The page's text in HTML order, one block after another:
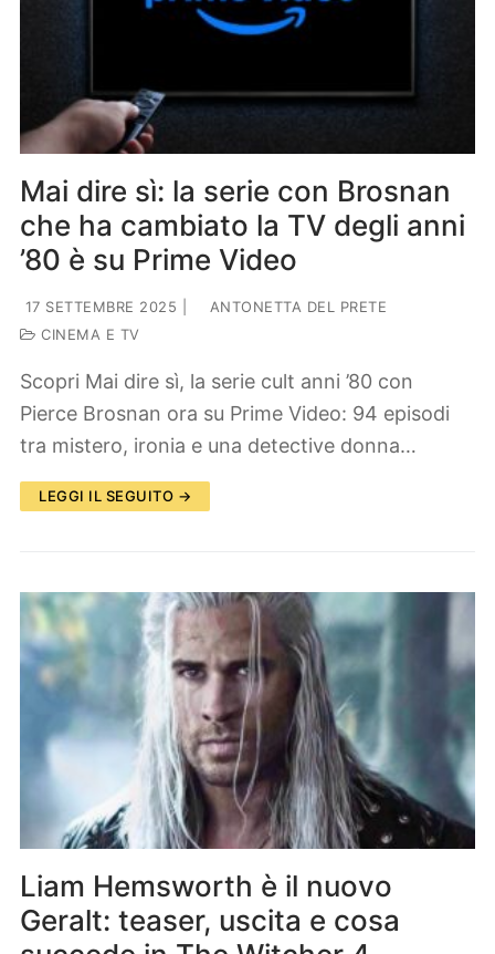
Mai dire sì: la serie con Brosnan
che ha cambiato la TV degli anni
’80 è su Prime Video
17 SETTEMBRE 2025
ANTONETTA DEL PRETE
CINEMA E TV
Scopri Mai dire sì, la serie cult anni ’80 con
Pierce Brosnan ora su Prime Video: 94 episodi
tra mistero, ironia e una detective donna…
LEGGI IL SEGUITO →
Liam Hemsworth è il nuovo
Geralt: teaser, uscita e cosa